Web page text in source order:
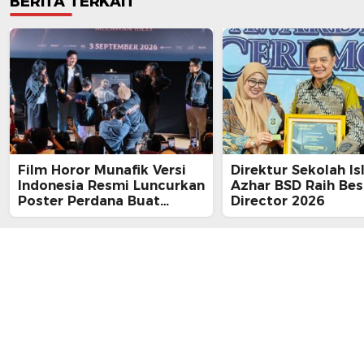
Film Horor Munafik Versi
Indonesia Resmi Luncurkan
Poster Perdana Buat
Kesan Spiritual Religi
Direktur Sekolah
Azhar BSD Raih
Director 2026